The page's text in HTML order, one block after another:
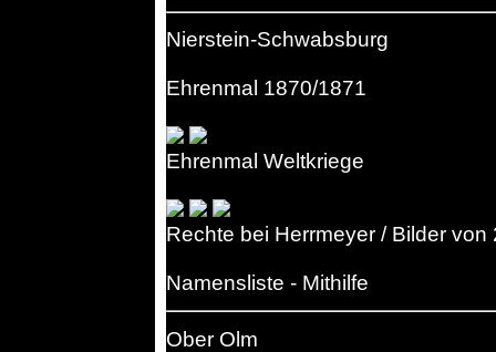
Nierstein-Schwabsburg
Ehrenmal 1870/1871
Ehrenmal Weltkriege
Rechte bei Herrmeyer / Bilder von
Namensliste - Mithilfe
Ober Olm